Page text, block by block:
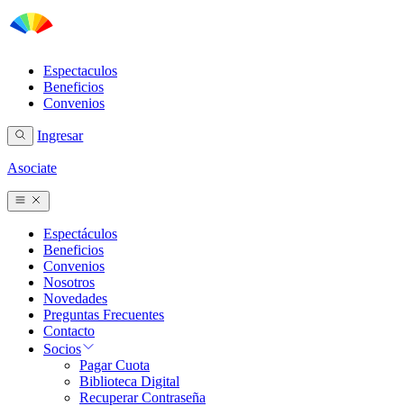
Espectaculos
Beneficios
Convenios
Ingresar
Asociate
Espectáculos
Beneficios
Convenios
Nosotros
Novedades
Preguntas Frecuentes
Contacto
Socios
Pagar Cuota
Biblioteca Digital
Recuperar Contraseña